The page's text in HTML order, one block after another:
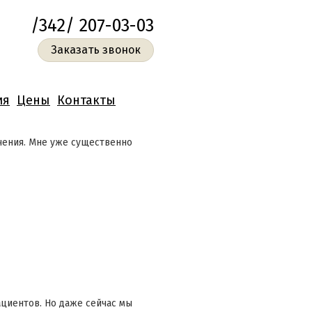
/342/ 207-03-03
Заказать звонок
Цены Контакты
Мне уже существенно
Но даже сейчас мы